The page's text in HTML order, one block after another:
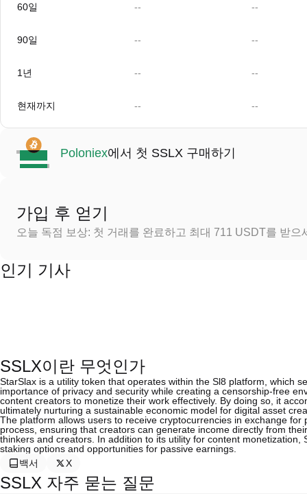
60일 -- --
90일 -- --
1년 -- --
현재까지 -- --
Poloniex에서 첫 SSLX 구매하기
가입 후 얻기
오늘 독점 보상: 첫 거래를 완료하고 최대 711 USDT를 받으
인기 기사
SSLX이란 무엇인가
StarSlax is a utility token that operates within the Sl8 platform, which
importance of privacy and security while creating a censorship-free
content creators to monetize their work effectively. By doing so, it
ultimately nurturing a sustainable economic model for digital asset
The platform allows users to receive cryptocurrencies in exchange
process, ensuring that creators can generate income directly from
thinkers and creators. In addition to its utility for content
staking options and opportunities for passive earnings.
백서
X
SSLX 자주 묻는 질문